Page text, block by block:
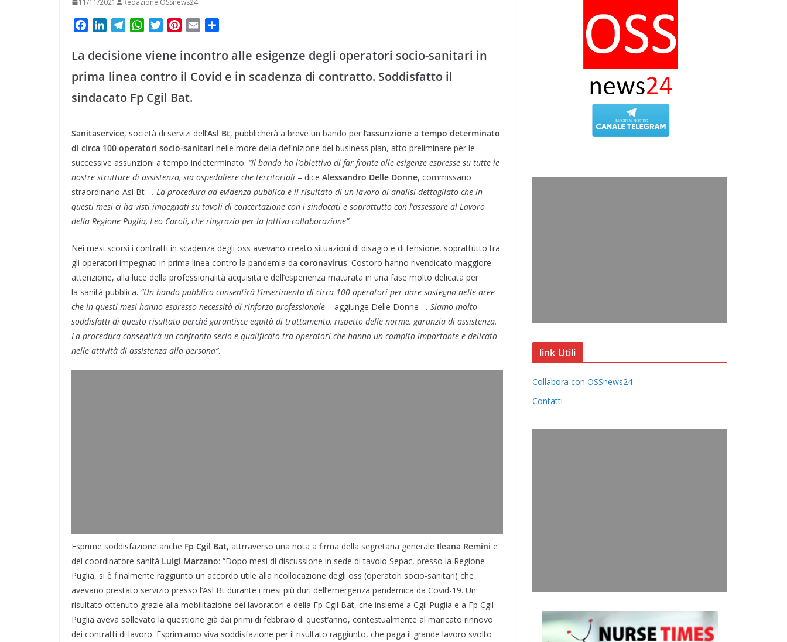
11/11/2021 Redazione OSSnews24
c
b
o
n
e
d
l
g
r
W
a
s
A
i
t
e
n
e
r
t
a
l
n
i
La decisione viene incontro alle esigenze degli operatori socio-sanitari in
prima linea contro il Covid e in scadenza di contratto. Soddisfatto il
sindacato Fp Cgil Bat.
Sanitaservice, società di servizi dell’Asl Bt, pubblicherà a breve un bando per l’assunzione a tempo determinato
di circa 100 operatori socio-sanitari nelle more della definizione del business plan, atto preliminare per le
successive assunzioni a tempo indeterminato. “Il bando ha l’obiettivo di far fronte alle esigenze espresse su tutte le
nostre strutture di assistenza, sia ospedaliere che territoriali – dice Alessandro Delle Donne, commissario
straordinario Asl Bt –. La procedura ad evidenza pubblica è il risultato di un lavoro di analisi dettagliato che in
questi mesi ci ha visti impegnati su tavoli di concertazione con i sindacati e soprattutto con l’assessore al Lavoro
della Regione Puglia, Leo Caroli, che ringrazio per la fattiva collaborazione”.
Nei mesi scorsi i contratti in scadenza degli oss avevano creato situazioni di disagio e di tensione, soprattutto tra
gli operatori impegnati in prima linea contro la pandemia da coronavirus. Costoro hanno rivendicato maggiore
attenzione, alla luce della professionalità acquisita e dell’esperienza maturata in una fase molto delicata per
la sanità pubblica. “Un bando pubblico consentirà l’inserimento di circa 100 operatori per dare sostegno nelle aree
che in questi mesi hanno espresso necessità di rinforzo professionale – aggiunge Delle Donne –. Siamo molto
soddisfatti di questo risultato perché garantisce equità di trattamento, rispetto delle norme, garanzia di assistenza.
La procedura consentirà un confronto serio e qualificato tra operatori che hanno un compito importante e delicato
nelle attività di assistenza alla persona”.
Esprime soddisfazione anche Fp Cgil Bat, attrraverso una nota a firma della segretaria generale Ileana Remini e
del coordinatore sanità Luigi Marzano: “Dopo mesi di discussione in sede di tavolo Sepac, presso la Regione
Puglia, si è finalmente raggiunto un accordo utile alla ricollocazione degli oss (operatori socio-sanitari) che
avevano prestato servizio presso l’Asl Bt durante i mesi più duri dell’emergenza pandemica da Covid-19. Un
risultato ottenuto grazie alla mobilitazione dei lavoratori e della Fp Cgil Bat, che insieme a Cgil Puglia e a Fp Cgil
Puglia aveva sollevato la questione già dai primi di febbraio di quest’anno, contestualmente al mancato rinnovo
dei contratti di lavoro. Esprimiamo viva soddisfazione per il risultato raggiunto, che paga il grande lavoro svolto
link Utili
Collabora con OSSnews24
Contatti